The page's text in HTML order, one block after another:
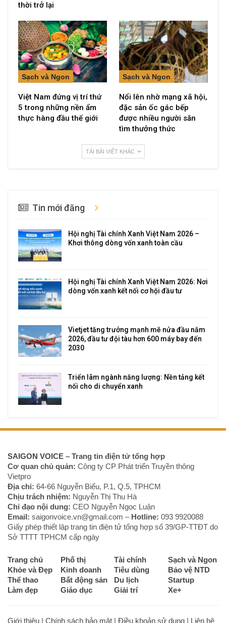
thời trở lại
Sạch và Ngon
Việt Nam đứng vị trí thứ
5 trong những nền ẩm
thực hàng đầu thế giới
Sạch và Ngon
Nổi lên nhờ mạng xã hội,
đặc sản ốc gác bếp
được nhiều người săn
tìm thưởng thức
TẢI BÀI VIẾT KHÁC
Tin mới đăng
Hội nghị Tài chính Xanh Việt Nam 2026 –
Khơi thông dòng vốn xanh toàn cầu
Hội nghị Tài chính Xanh Việt Nam 2026: Nơi
dòng vốn xanh kết nối cơ hội đầu tư
Vietjet tăng trưởng mạnh mẽ nửa đầu năm
2026, đầu tư đội tàu hơn 600 máy bay đến
2030
Triển lãm ngành năng lượng: Nền tảng kết
nối cho di chuyển xanh
SAIGON VOICE – Trang tin điện tử tổng hợp
Cơ quan chủ quản: Công ty CP Phát triển Truyền thông
Vietpro
Địa chỉ: 64-66 Nguyễn Biểu, P.1, Q.5, TPHCM
Chịu trách nhiệm: Nguyễn Thị Thu Hà
Chỉ đạo nội dung: CEO Nguyễn Ngọc Luận
Email: saigonvoice.vn@gmail.com – Hotline: 093 9920088‬
Giấy phép thiết lập trang tin điện tử tổng hợp số 39/GP-TTĐT do
Sở TTTT TPHCM cấp ngày
Trang chủ Phố thị Tài chính
Sạch và Ngon
Khỏe và Đẹp
Kinh doanh Tiêu dùng
Bảo vệ NTD
Thể thao
Bất động sản Du lịch
Startup
Làm đẹp
Giáo dục Giải trí Xe+
Giới thiệu | Chính sách bảo mật | Điều khoản sử dụng | Liên hệ